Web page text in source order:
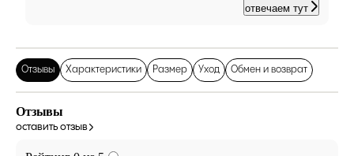
отвечаем тут
Отзывы Характеристики Размер Уход Обмен и возврат
Отзывы
оставить отзыв